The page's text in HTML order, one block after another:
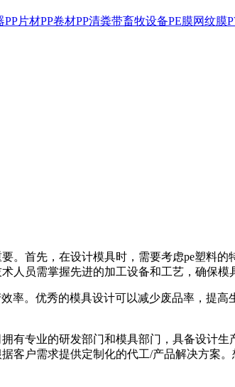
PP片材PP卷材PP清粪带畜牧设备PE膜网纹膜
。首先，在设计模具时，需要考虑pe塑料
人员需掌握先进的加工设备和工艺，确保模
。优秀的模具设计可以减少废品率，提高
业的研发部门和模具部门，具备设计生
客户需求提供定制化的代工/产品解决方案